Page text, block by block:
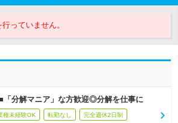
っていません。
「分解マニア」な方歓迎◎分解を仕事に
種未経験OK 転勤なし 完全週休2日制